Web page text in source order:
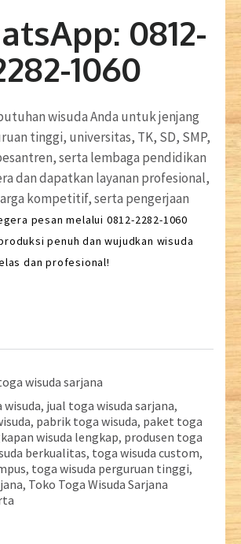
0812-
1060
wisuda Anda untuk jenjang
tinggi, universitas, TK, SD, SMP,
serta lembaga pendidikan
dan dapatkan layanan profesional,
kompetitif, serta pengerjaan
pesan melalui 0812-2282-1060
penuh dan wujudkan wisuda
dan profesional!
wisuda sarjana
, jual toga wisuda sarjana,
, pabrik toga wisuda, paket toga
wisuda lengkap, produsen toga
berkualitas, toga wisuda custom,
, toga wisuda perguruan tinggi,
, Toko Toga Wisuda Sarjana